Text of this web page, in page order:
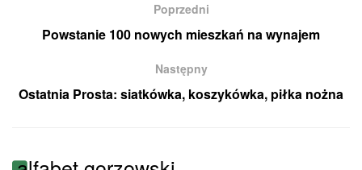
Poprzedni
Powstanie 100 nowych mieszkań na wynajem
Następny
Ostatnia Prosta: siatkówka, koszykówka, piłka nożna